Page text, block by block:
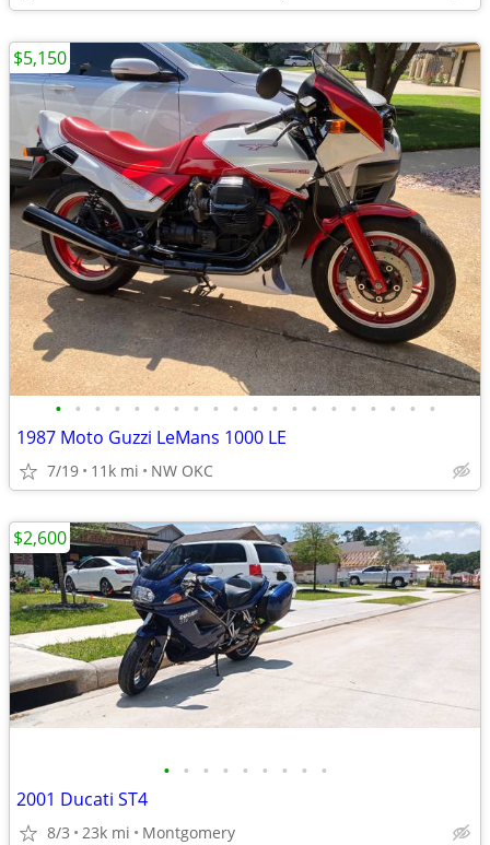
• • • • • • • • • • • • • • • • • • • •
1987 Moto Guzzi LeMans 1000 LE
7/19 11k mi NW OKC
$5,150
• • • • • • • • •
2001 Ducati ST4
8/3 23k mi Montgomery
$2,600